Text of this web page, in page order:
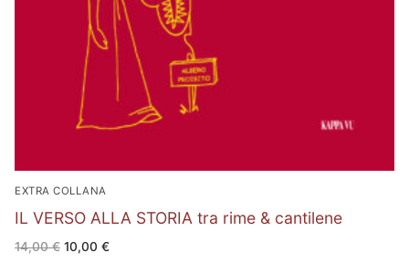
EXTRA COLLANA
IL VERSO ALLA STORIA tra rime & cantilene
14,00€ Il
prezzo
10,00 €Il